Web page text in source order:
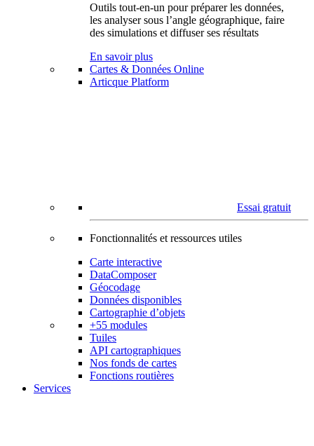
Outils tout-en-un pour préparer les données,
les analyser sous l’angle géographique, faire
des simulations et diffuser ses résultats
En savoir plus
Cartes & Données Online
Articque Platform
Essai gratuit
Fonctionnalités et ressources utiles
Carte interactive
DataComposer
Géocodage
Données disponibles
Cartographie d’objets
+55 modules
Tuiles
API cartographiques
Nos fonds de cartes
Fonctions routières
Services